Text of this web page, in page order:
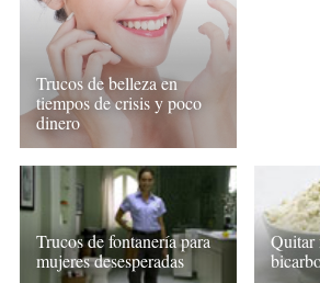
Trucos de belleza en
tiempos de crisis y poco
dinero
Trucos de fontanería para
mujeres desesperadas
Quitar